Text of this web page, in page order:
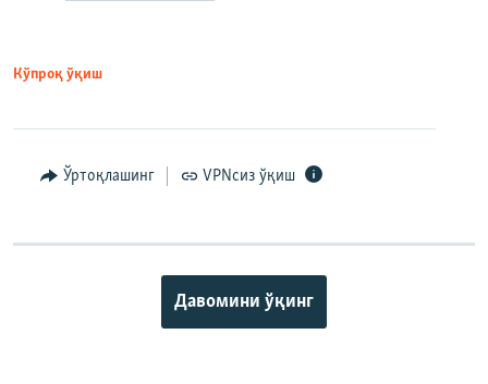
Кўпроқ ўқиш
Ўртоқлашинг VPNсиз ўқиш
Давомини ўқинг